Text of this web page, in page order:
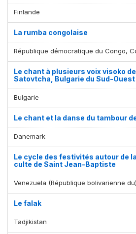
Finlande
La rumba congolaise
République démocratique du Congo,
Le chant à plusieurs voix visoko
Satovtcha, Bulgarie du Sud-Ouest
Bulgarie
Le chant et la danse du tambour
Danemark
Le cycle des festivités autour de
culte de Saint Jean-Baptiste
Venezuela (République bolivarienne du)
Le falak
Tadjikistan